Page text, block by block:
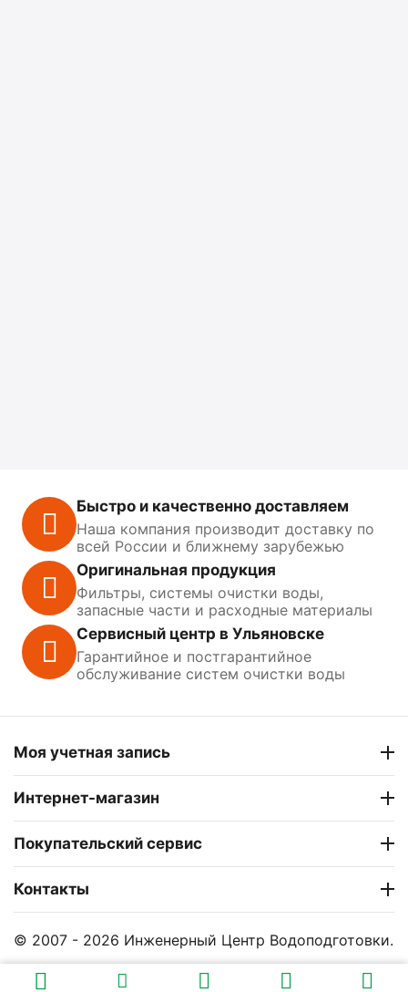
Быстро и качественно доставляем
Наша компания производит доставку по
всей России и ближнему зарубежью
Оригинальная продукция
Фильтры, системы очистки воды,
запасные части и расходные материалы
Сервисный центр в Ульяновске
Гарантийное и постгарантийное
обслуживание систем очистки воды
Моя учетная запись
Интернет-магазин
Покупательский сервис
Контакты
© 2007 - 2026 Инженерный Центр Водоподготовки.